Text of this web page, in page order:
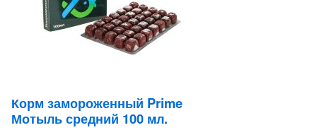
Корм замороженный Prime
Мотыль средний 100 мл.